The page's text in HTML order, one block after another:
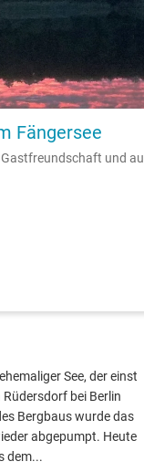
Fängersee
und
See, der einst
bei Berlin
Bergbaus wurde das
abgepumpt. Heute
dem...